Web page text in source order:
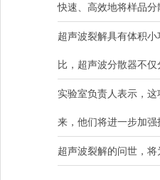
快速、高效地将样品
超声波裂解具有体积
比，超声波分散器不
实验室负责人表示，
来，他们将进一步加
超声波裂解的问世，